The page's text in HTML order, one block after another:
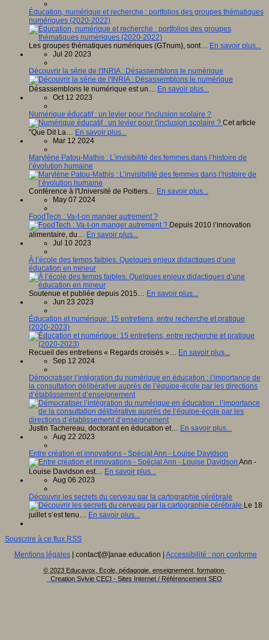
Éducation, numérique et recherche : portfolios des groupes thématiques
numériques (2020-2022)
Les groupes thématiques numériques (GTnum), sont… En savoir plus...
Jul 20 2023
Découvrir la série de l'INRIA : Désassemblons le numérique
Désassemblons le numérique est un… En savoir plus...
Oct 12 2023
Numérique éducatif : un levier pour l'inclusion scolaire ?
Cet article
"Que Dit La… En savoir plus...
Mar 12 2024
Marylène Patou-Mathis : L’invisibilité des femmes dans l’histoire de
l’évolution humaine
Conférence à l'Université de Poitiers… En savoir plus...
May 07 2024
FoodTech : Va-t-on manger autrement ?
Depuis 2010 l’innovation
alimentaire, du… En savoir plus...
Jul 10 2023
À l’école des temps faibles. Quelques enjeux didactiques d’une
éducation en mineur
Soutenue et publiée depuis 2015… En savoir plus...
Jun 23 2023
Éducation et numérique: 15 entretiens, entre recherche et pratique
(2020-2023)
Recueil des entretiens « Regards croisés »… En savoir plus...
Sep 12 2024
Démocratiser l’intégration du numérique en éducation : l’importance de
la consultation délibérative auprès de l’équipe-école par les directions
d’établissement d’enseignement
Justin Tachereau, doctorant en éducation et… En savoir plus...
Aug 22 2023
Entre création et innovations - Spécial Ann - Louise Davidson
Ann -
Louise Davidson est… En savoir plus...
Aug 06 2023
Découvrir les secrets du cerveau par la cartographie cérébrale
Le 18
juillet s’est tenu… En savoir plus...
Souscrire à ce flux RSS
Mentions légales| contact[@]anae.education | Accessibilité : non conforme
© 2023 Educavox, Ecole, pédagogie, enseignement, formation
Creation Sylvie CECI - Sites Internet / Référencement SEO